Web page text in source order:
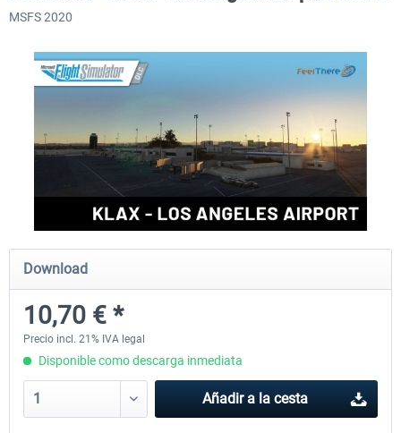
FSDG - Greenland Kulusuk MSFS
9,14 € *
MSFS 2020
Download
10,70 € *
Precio incl. 21% IVA legal
Disponible como descarga inmediata
Añadir a la cesta